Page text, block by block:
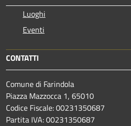
Luoghi
Eventi
CONTATTI
Comune di Farindola
Piazza Mazzocca 1, 65010
Codice Fiscale: 00231350687
Partita IVA: 00231350687